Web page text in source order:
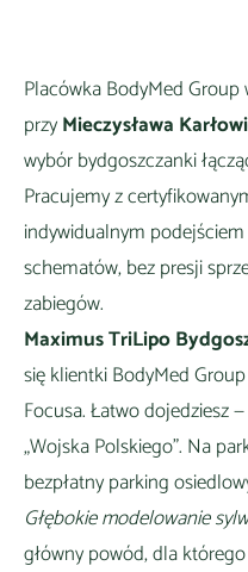
Placówka BodyMed Group
przyMieczysława
wybórbydgoszczanki
Pracujemy z
indywidualnym
schematów, bez presji
zabiegów.
Maximus TriLipo
się klientki BodyMed Group
Focusa. Łatwo dojedziesz —
„Wojska Polskiego". Na
bezpłatny parking
Głębokie modelowanie
główny powód, dla